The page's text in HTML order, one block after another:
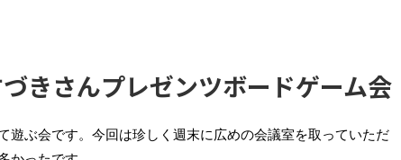
さんプレゼンツボードゲーム会
遊ぶ会です。今回は珍しく週末に広めの会議室を取っていただ